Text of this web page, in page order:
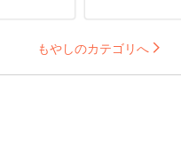
もやしのカテゴリへ